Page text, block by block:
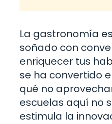
La gastronomía
soñado con
enriquecer tus
se ha convertido
qué no
escuelas aquí no
estimula la